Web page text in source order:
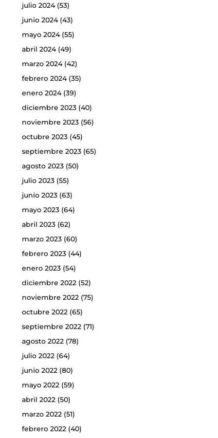
julio 2024(53)
junio 2024(43)
mayo 2024(55)
abril 2024(49)
marzo 2024(42)
febrero 2024(35)
enero 2024(39)
diciembre 2023(40)
noviembre 2023(56)
octubre 2023(45)
septiembre 2023(65)
agosto 2023(50)
julio 2023(55)
junio 2023(63)
mayo 2023(64)
abril 2023(62)
marzo 2023(60)
febrero 2023(44)
enero 2023(54)
diciembre 2022(52)
noviembre 2022(75)
octubre 2022(65)
septiembre 2022(71)
agosto 2022(78)
julio 2022(64)
junio 2022(80)
mayo 2022(59)
abril 2022(50)
marzo 2022(51)
febrero 2022(40)